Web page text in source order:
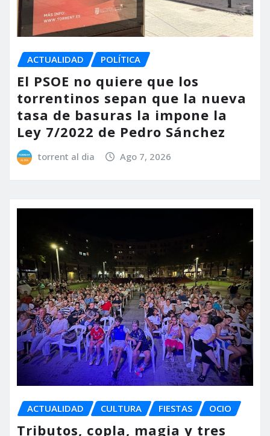
ACTUALIDAD POLÍTICA
El PSOE no quiere que los
torrentinos sepan que la nueva
tasa de basuras la impone la
Ley 7/2022 de Pedro Sánchez
torrent al dia Ago 7, 2026
ACTUALIDAD CULTURA FIESTAS OCIO
Tributos, copla, magia y tres